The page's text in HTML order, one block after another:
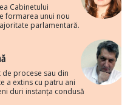
Cabinetului
formarea unui nou
parlamentară.
procese sau din
a extins cu patru ani
duri instanța condusă